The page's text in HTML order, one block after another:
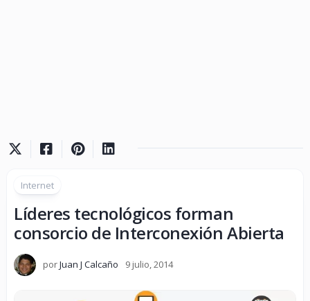
Internet
Líderes tecnológicos forman
consorcio de Interconexión Abierta
porJuan J Calcaño 9 julio, 2014